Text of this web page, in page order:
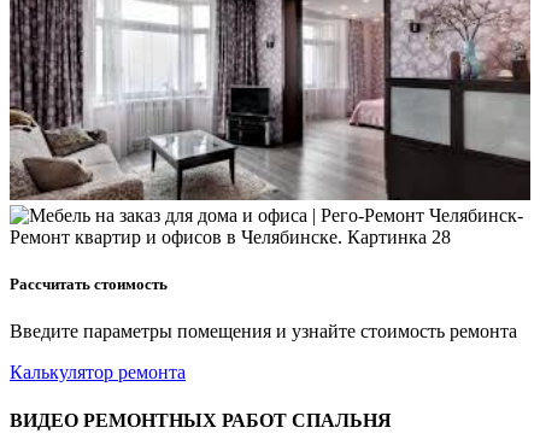
Рассчитать стоимость
Введите параметры помещения и узнайте стоимость ремонта
Калькулятор ремонта
ВИДЕО РЕМОНТНЫХ РАБОТ СПАЛЬНЯ